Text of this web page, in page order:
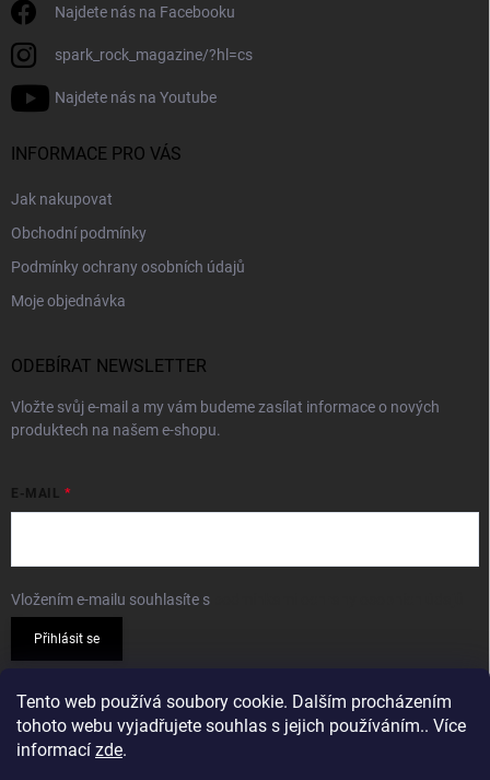
Tento web používá soubory cookie. Dalším procházením
tohoto webu vyjadřujete souhlas s jejich používáním.. Více
informací zde.
Najdete nás na Facebooku
spark_rock_magazine/?hl=cs
Najdete nás na Youtube
INFORMACE PRO VÁS
Jak nakupovat
Obchodní podmínky
Podmínky ochrany osobních údajů
Moje objednávka
ODEBÍRAT NEWSLETTER
Vložte svůj e-mail a my vám budeme zasílat informace o nových
produktech na našem e-shopu.
E-MAIL
Vložením e-mailu souhlasíte s
Přihlásit se
PŘIJÍMÁME ONLINE PLATBY